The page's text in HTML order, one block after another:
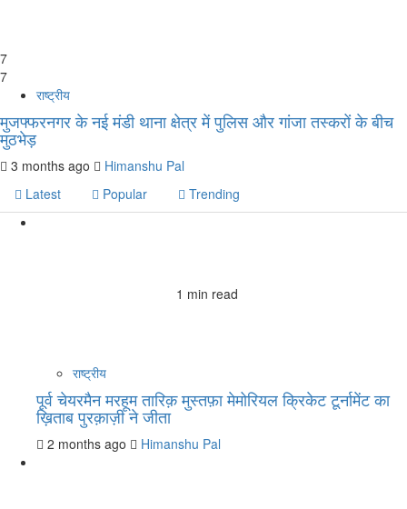
7
7
राष्ट्रीय
मुजफ्फरनगर के नई मंडी थाना क्षेत्र में पुलिस और गांजा तस्करों के बीच
मुठभेड़
3 months ago
Himanshu Pal
Latest
Popular Trending
1 min read
राष्ट्रीय
पूर्व चेयरमैन मरहूम तारिक़ मुस्तफ़ा मेमोरियल क्रिकेट टूर्नामेंट का
ख़िताब पुरक़ाज़ी ने जीता
2 months ago Himanshu Pal